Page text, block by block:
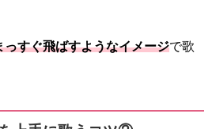
っすぐ飛ばすようなイメージで歌